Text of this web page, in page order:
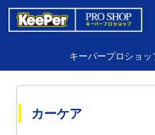
キーパープロショッ
カーケア